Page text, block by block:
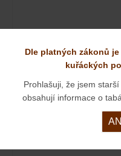
Špičkové dýmky od
Dle platných zákonů
kuřáckých
Prohlašuji, že jsem
obsahují informace o